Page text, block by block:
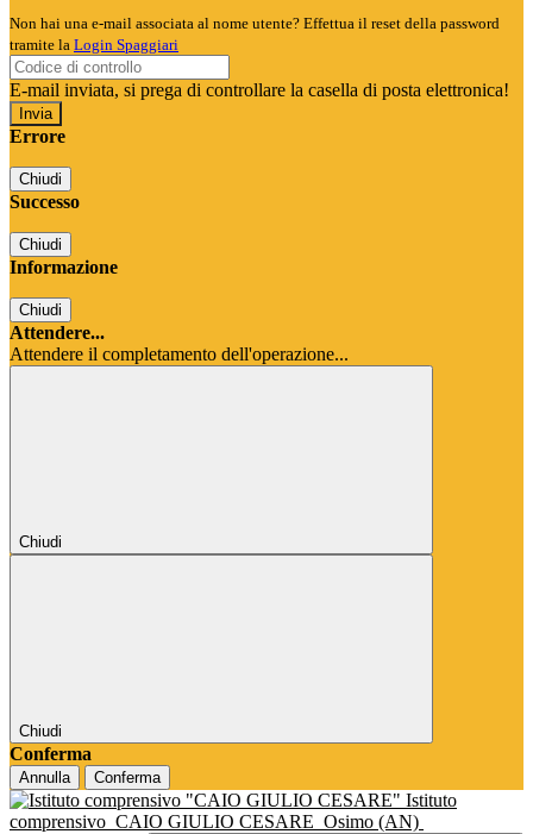
Non hai una e-mail associata al nome utente? Effettua il reset della password
tramite la Login Spaggiari
E-mail inviata, si prega di controllare la casella di posta elettronica!
Errore
Chiudi
Successo
Chiudi
Informazione
Chiudi
Attendere...
Attendere il completamento dell'operazione...
Chiudi
Chiudi
Conferma
Annulla Conferma
Istituto
comprensivo CAIO GIULIO CESARE Osimo (AN)